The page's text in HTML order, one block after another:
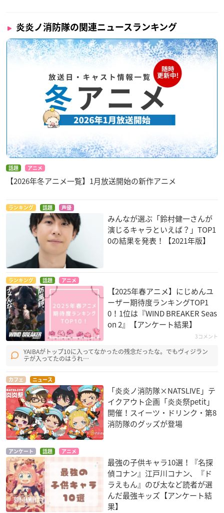
炎炎ノ消防隊の関連ニュースランキング
話題 アニメ
【2026年冬アニメ一覧】1月放送開始の新作アニメ
ランキング 話題 声優
みんなが選ぶ「鈴村健一さんが
演じるキャラといえば？」TOP1
0の結果を発表！【2021年版】
ランキング 話題 アニメ
【2025年春アニメ】にじめんユ
ーザー期待度ランキングTOP1
0！1位は『WIND BREAKER Seas
on 2』【アンケート結果】
3コメント
YAIBAがトップ10に入ってなかったの残念だったな。でもヴィジラン
テが入ってたのはうれ…
カフェ ニュース
「炎炎ノ消防隊×NATSLIVE」テ
イクアウト企画「炎炎祭petit」
開催！スイーツ・ドリンク・第8
消防隊のグッズが登場
アンケート 話題 アニメ
最強の子供キャラ10選！『名探
偵コナン』江戸川コナン、『ド
ラえもん』のび太など読者が選
んだ最強キッズ【アンケート結
果】